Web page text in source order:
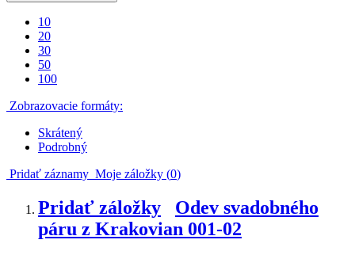
10
20
30
50
100
Zobrazovacie formáty:
Skrátený
Podrobný
Pridať záznamy Moje záložky (0)
Pridať záložky
Odev svadobného
páru z Krakovian 001-02